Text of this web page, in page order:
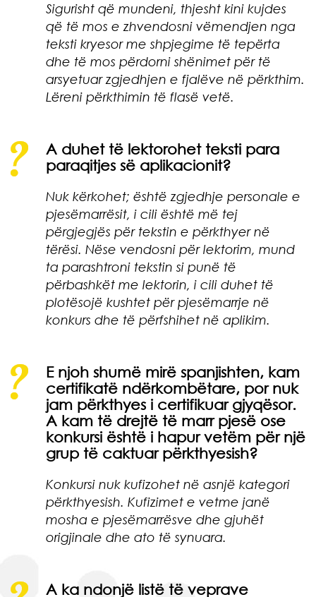
Sigurisht që mundeni, thjesht kini kujdes
që të mos e zhvendosni vëmendjen nga
teksti kryesor me shpjegime të tepërta
dhe të mos përdorni shënimet për të
arsyetuar zgjedhjen e fjalëve në përkthim.
Lëreni përkthimin të flasë vetë.
A duhet të lektorohet teksti para
paraqitjes së aplikacionit?
Nuk kërkohet; është zgjedhje personale e
pjesëmarrësit, i cili është më tej
përgjegjës për tekstin e përkthyer në
tërësi. Nëse vendosni për lektorim, mund
ta parashtroni tekstin si punë të
përbashkët me lektorin, i cili duhet të
plotësojë kushtet për pjesëmarrje në
konkurs dhe të përfshihet në aplikim.
E njoh shumë mirë spanjishten, kam
certifikatë ndërkombëtare, por nuk
jam përkthyes i certifikuar gjyqësor.
A kam të drejtë të marr pjesë ose
konkursi është i hapur vetëm për një
grup të caktuar përkthyesish?
Konkursi nuk kufizohet në asnjë kategori
përkthyesish. Kufizimet e vetme janë
mosha e pjesëmarrësve dhe gjuhët
origjinale dhe ato të synuara.
A ka ndonjë listë të veprave